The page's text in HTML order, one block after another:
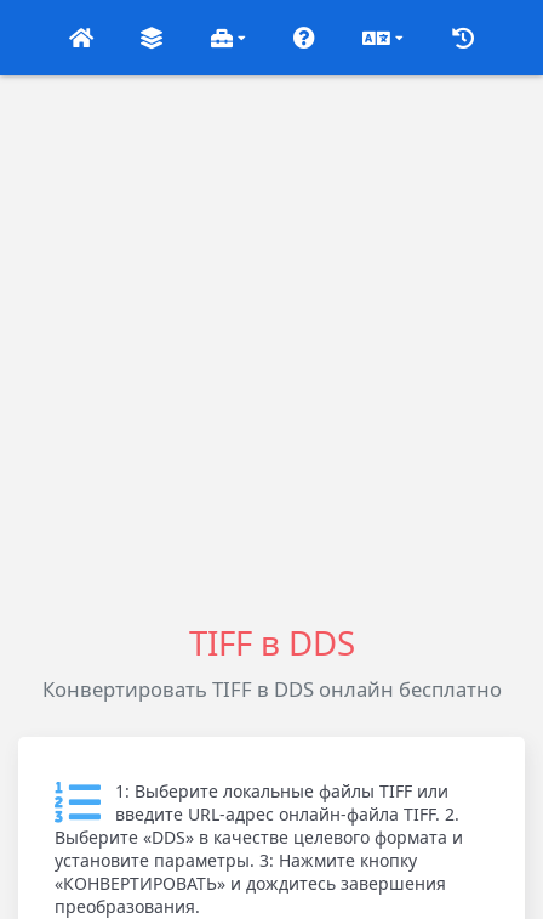
TIFF в DDS
Конвертировать TIFF в DDS онлайн бесплатно
1: Выберите локальные файлы TIFF или
введите URL-адрес онлайн-файла TIFF. 2.
Выберите «DDS» в качестве целевого формата и
установите параметры. 3: Нажмите кнопку
«КОНВЕРТИРОВАТЬ» и дождитесь завершения
преобразования.